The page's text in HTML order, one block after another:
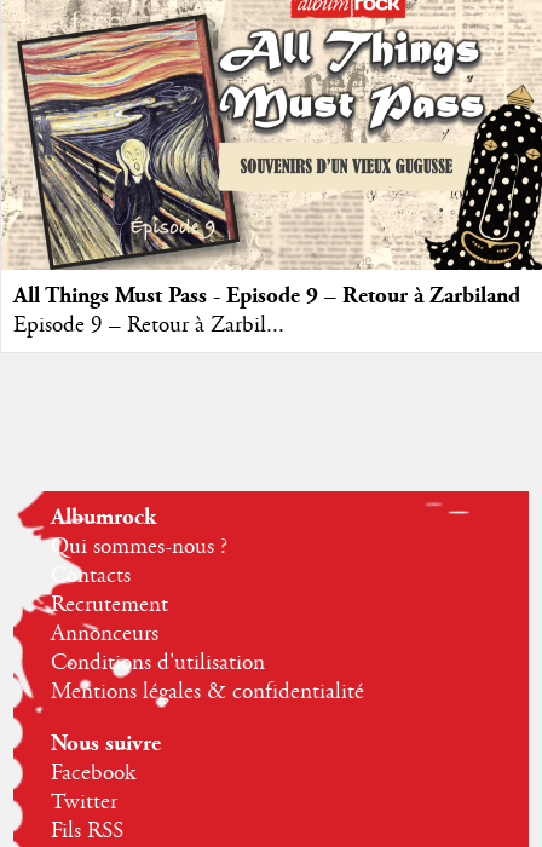
All Things Must Pass - Episode 9 – Retour à Zarbiland
Episode 9 – Retour à Zarbil...
Albumrock
Qui sommes-nous ?
Contacts
Recrutement
Annonceurs
Conditions d'utilisation
Mentions légales & confidentialité
Nous suivre
Facebook
Twitter
Fils RSS